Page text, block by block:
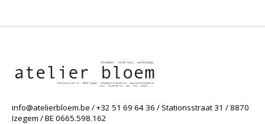
info@atelierbloem.be / +32 51 69 64 36 / Stationsstraat 31 / 8870
Izegem / BE 0665.598.162